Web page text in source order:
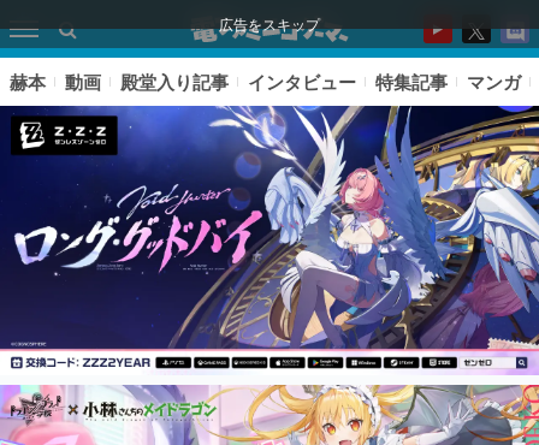
広告をスキップ
ピックアップ
赫本 動画 殿堂入り記事 インタビュー 特集記事 マンガ